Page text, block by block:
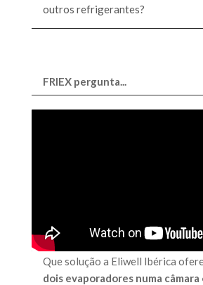
outros refrigerantes?
FRIEX pergunta...
Que solução a Eliwell Ibérica
dois evaporadores numa